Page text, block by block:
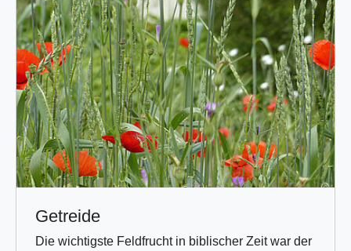
Getreide
Die wichtigste Feldfrucht in biblischer Zeit war der